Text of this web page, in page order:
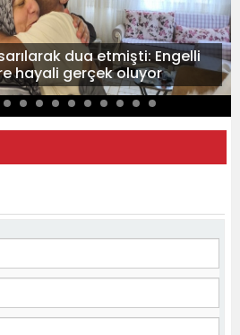
dua etmişti: Engelli
hayali gerçek oluyor